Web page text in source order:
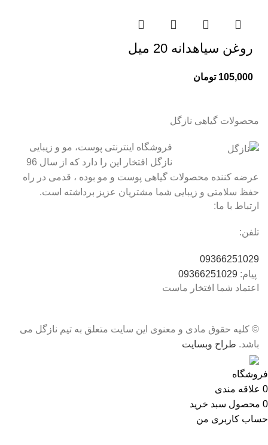
روغن سیاهدانه 20 میل
105,000 تومان
محصولات گیاهی نازگل
فروشگاه اینترنتی پوست، مو و زیبایی
نازگل افتخار این را دارد که از سال 96
عرضه کننده محصولات گیاهی پوست و مو بوده ، قدمی در راه
حفظ سلامتی و زیبایی شما مشتریان عزیز برداشته است.
ارتباط با ما:
تلفن:
09366251029
پیام: 09366251029
اعتماد شما افتخار ماست
© کلیه حقوق مادی و معنوی این سایت متعلق به تیم نازگل می
باشد. طراح وبسایت
فروشگاه
0 علاقه مندی
0 محصول سبد خرید
حساب کاربری من